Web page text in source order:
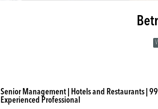
Senior Management | Hotels and Restaurants |
Experienced Professional